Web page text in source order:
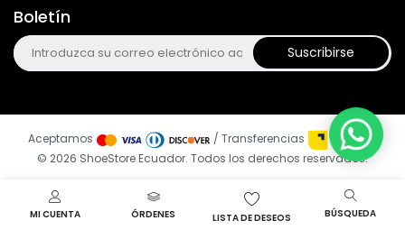
Boletín
Suscribirse
© 2026 ShoeStore Ecuador. Todos los derechos reservados.
Aceptamos / Transferencias
MI CUENTA ÓRDENES LISTA DE DESEOS BÚSQUEDA